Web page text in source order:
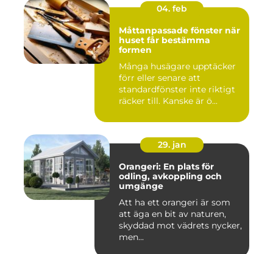
04. feb
Måttanpassade fönster när
huset får bestämma
formen
Många husägare upptäcker
förr eller senare att
standardfönster inte riktigt
räcker till. Kanske är ö...
29. jan
Orangeri: En plats för
odling, avkoppling och
umgänge
Att ha ett orangeri är som
att äga en bit av naturen,
skyddad mot vädrets nycker,
men...